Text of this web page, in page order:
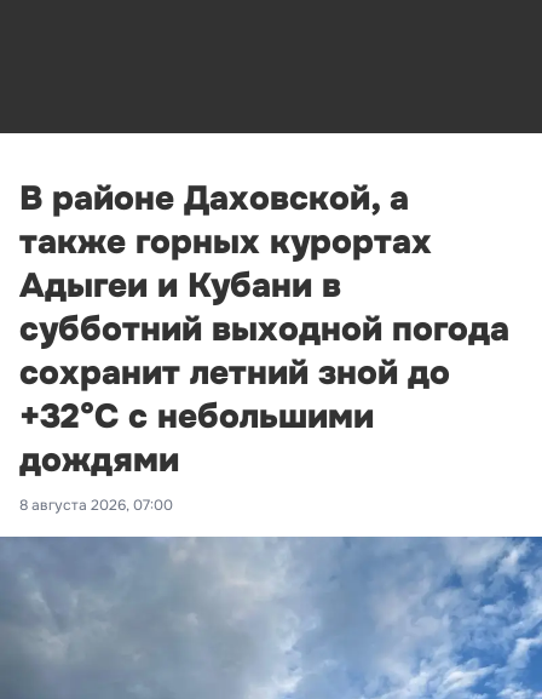
В районе Даховской, а
также горных курортах
Адыгеи и Кубани в
субботний выходной погода
сохранит летний зной до
+32°С с небольшими
дождями
8 августа 2026, 07:00